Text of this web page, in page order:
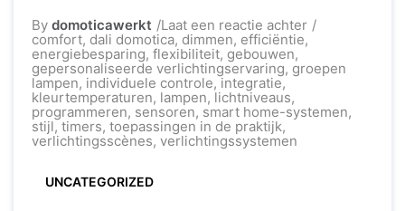
By domoticawerkt Laat een reactie achterop
Optimaliseer
Verlichting
met
Domotica
comfort, dali domotica, dimmen, efficiëntie,
energiebesparing, flexibiliteit, gebouwen,
gepersonaliseerde verlichtingservaring, groepen
lampen, individuele controle,integratie,
kleurtemperaturen, lampen, lichtniveaus,
programmeren, sensoren, smart home-systemen,
stijl, timers, toepassingen in de praktijk,
verlichtingsscènes, verlichtingssystemen
UNCATEGORIZED